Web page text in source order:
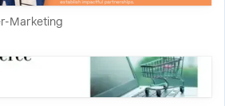
Marketing